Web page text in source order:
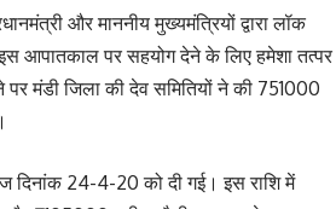
और माननीय मुख्यमंत्रियों द्वारा लॉक
इस आपातकाल पर सहयोग देने के लिए हमेशा तत्पर
पर मंडी जिला की देव समितियों ने की 751000
दिनांक 24-4-20 को दी गई। इस राशि में